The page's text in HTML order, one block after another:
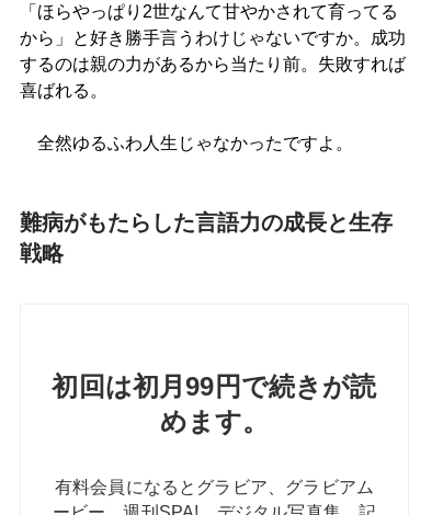
「ほらやっぱり2世なんて甘やかされて育ってる
から」と好き勝手言うわけじゃないですか。成功
するのは親の力があるから当たり前。失敗すれば
喜ばれる。
全然ゆるふわ人生じゃなかったですよ。
難病がもたらした言語力の成長と生存
戦略